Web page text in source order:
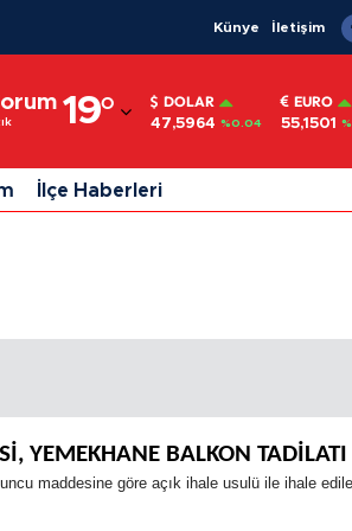
Künye İletişim
19°
Adıyaman
Afyonkarahisar
Ağrı
Aydın
DOLAR
47,5964 %0.04
EURO
55,1501
İlçe Haberleri
YEMEKHANE BALKON TADİLATI
maddesine göre açık ihale usulü ile ihale